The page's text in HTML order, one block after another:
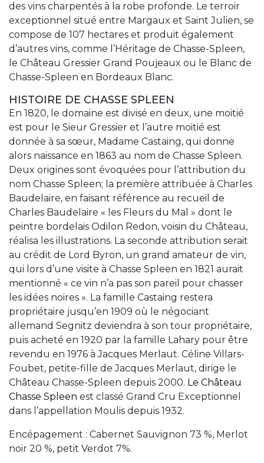
des vins charpentés à la robe profonde. Le terroir
exceptionnel situé entre Margaux et Saint Julien, se
compose de 107 hectares et produit également
d’autres vins, comme l’Héritage de Chasse-Spleen,
le Château Gressier Grand Poujeaux ou le Blanc de
Chasse-Spleen en Bordeaux Blanc.
HISTOIRE DE CHASSE SPLEEN
En 1820, le domaine est divisé en deux, une moitié
est pour le Sieur Gressier et l’autre moitié est
donnée à sa sœur, Madame Castaing, qui donne
alors naissance en 1863 au nom de Chasse Spleen.
Deux origines sont évoquées pour l’attribution du
nom Chasse Spleen; la première attribuée à Charles
Baudelaire, en faisant référence au recueil de
Charles Baudelaire « les Fleurs du Mal » dont le
peintre bordelais Odilon Redon, voisin du Château,
réalisa les illustrations. La seconde attribution serait
au crédit de Lord Byron, un grand amateur de vin,
qui lors d’une visite à Chasse Spleen en 1821 aurait
mentionné « ce vin n’a pas son pareil pour chasser
les idées noires ». La famille Castaing restera
propriétaire jusqu’en 1909 où le négociant
allemand Segnitz deviendra à son tour propriétaire,
puis acheté en 1920 par la famille Lahary pour être
revendu en 1976 à Jacques Merlaut. Céline Villars-
Foubet, petite-fille de Jacques Merlaut, dirige le
Château Chasse-Spleen depuis 2000. Le Château
Chasse Spleen est classé Grand Cru Exceptionnel
dans l’appellation Moulis depuis 1932.
Encépagement : Cabernet Sauvignon 73 %, Merlot
noir 20 %, petit Verdot 7%.